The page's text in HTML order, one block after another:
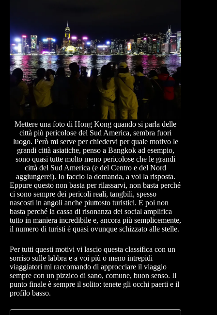
Mettere una foto di Hong Kong quando si parla delle
città più pericolose del Sud America, sembra fuori
luogo. Però mi serve per chiedervi per quale motivo le
grandi città asiatiche, penso a Bangkok ad esempio,
sono quasi tutte molto meno pericolose che le grandi
città del Sud America (e del Centro e del Nord
aggiungerei). Io faccio la domanda, a voi la risposta.
Eppure questo non basta per rilassarvi, non basta perché
ci sono sempre dei pericoli reali, tangbili, spesso
nascosti in angoli anche piuttosto turistici. E poi non
basta perché la cassa di risonanza dei social amplifica
tutto in maniera incredibile e, ancora più semplicemente,
il numero di turisti è quasi ovunque schizzato alle stelle.
Per tutti questi motivi vi lascio questa classifica con un
sorriso sulle labbra e a voi più o meno intrepidi
viaggiatori mi raccomando di approcciare il viaggio
sempre con un pizzico di sano, comune, buon senso. Il
punto finale è sempre il solito: tenete gli occhi paerti e il
profilo basso.